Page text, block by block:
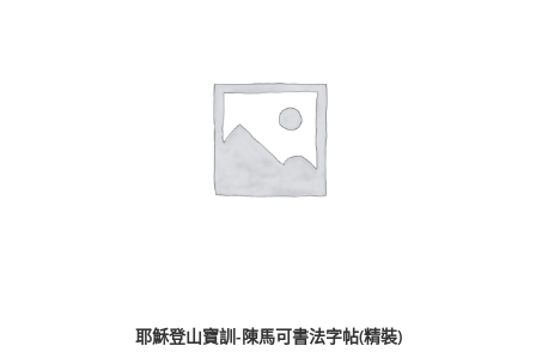
耶穌登山寶訓-陳馬可書法字帖(精裝)